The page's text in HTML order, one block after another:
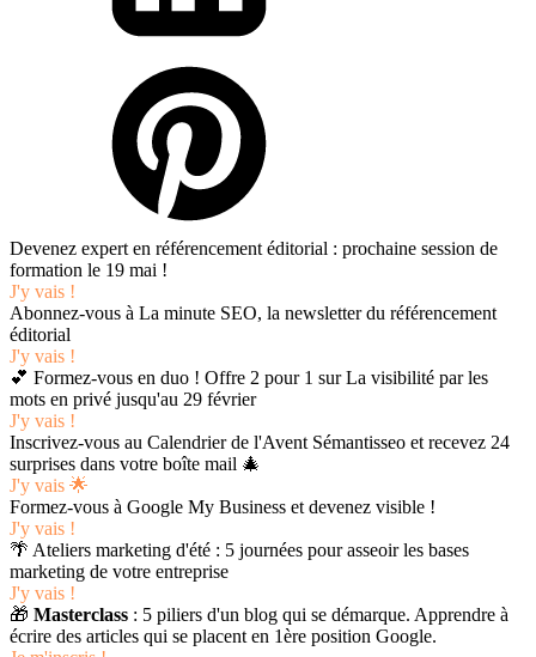
Devenez expert en référencement éditorial : prochaine session de
formation le 19 mai !
J'y vais !
Abonnez-vous à La minute SEO, la newsletter du référencement
éditorial
J'y vais !
💕 Formez-vous en duo ! Offre 2 pour 1 sur La visibilité par les
mots en privé jusqu'au 29 février
J'y vais !
Inscrivez-vous au Calendrier de l'Avent Sémantisseo et recevez 24
surprises dans votre boîte mail 🎄
J'y vais 🌟
Formez-vous à Google My Business et devenez visible !
J'y vais !
🌴 Ateliers marketing d'été : 5 journées pour asseoir les bases
marketing de votre entreprise
J'y vais !
🎁 Masterclass : 5 piliers d'un blog qui se démarque. Apprendre à
écrire des articles qui se placent en 1ère position Google.